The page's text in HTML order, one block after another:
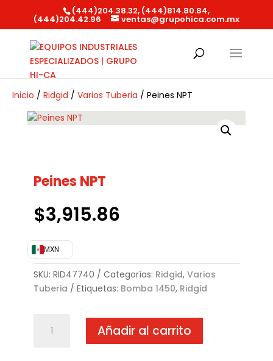
(444)204.38.32, (444)814.80.84,
(444)204.42.96 ventas@grupohica.com.mx
Inicio / Ridgid / Varios Tuberia / Peines NPT
Peines NPT
$3,915.86
MXN
SKU: RID47740 Categorías: Ridgid, Varios
Tuberia
Etiquetas: Bomba 1450, Ridgid
Añadir al carrito